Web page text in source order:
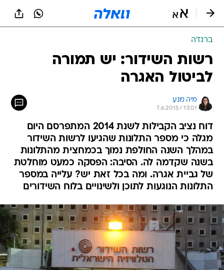
ברנז'ה
רשות השידור: יש תמורה
לביטול האגרה
מיה מנע
7.6.2015 / 13:01
דוח נציב הקבילות לשנת 2014 המתפרסם היום
מגלה כי מספר התלונות שהגיעו לרשות השידור
במהלך השנה החולפת נמוך בכמחצית מהתלונות
בשנה שקדמה לה. הסיבה: הפסקה כמעט מוחלטת
של גביית אגרה. ומה בכל זאת יש? עלייה במספר
התלונות הנוגעות לתוכן ולשינויים בלוח השידורים